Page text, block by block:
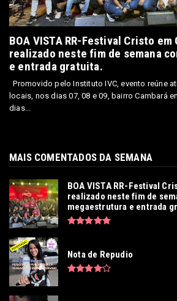
BOA VISTA RR-Festival Cristo em
realizado neste fim de semana
e entrada gratuita.
Promovido pelo Instituto IVC, evento reúne
locais, nos dias 07, 08 e 09, bairro Cambará
dias...
MAIS COMENTADOS DA SEMANA
BOA VISTA RR-Festival
realizado neste fim de
megaestrutura e entrada
Nota de Repudio